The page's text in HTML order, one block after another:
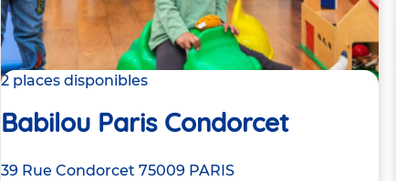
2 places disponibles
Babilou Paris Condorcet
Adresse
39 Rue Condorcet 75009 PARIS